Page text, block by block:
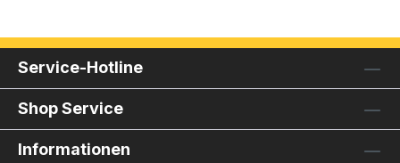
Service-Hotline
Shop Service
Informationen